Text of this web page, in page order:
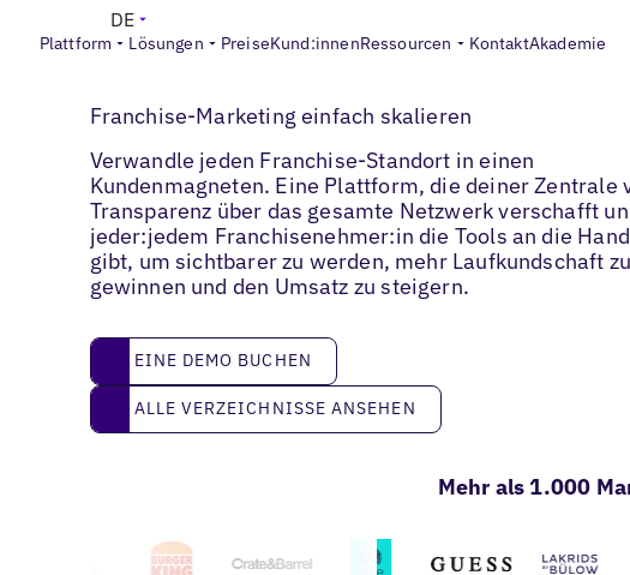
Plattform Lösungen PreiseKund:innenRessourcen KontaktAkademie
DE
Franchise
Franchise-Marketing einfach skalieren
Verwandle jeden Franchise-Standort in einen
Kundenmagneten. Eine Plattform, die deiner Zentrale
Transparenz über das gesamte Netzwerk verschafft
jeder:jedem Franchisenehmer:in die Tools an die Hand
gibt, um sichtbarer zu werden, mehr Laufkundschaft zu
gewinnen und den Umsatz zu steigern.
eine Demo buchen
EINE DEMO BUCHEN
Alle Verzeichnisse ansehen
ALLE VERZEICHNISSE ANSEHEN
Mehr als 1.000